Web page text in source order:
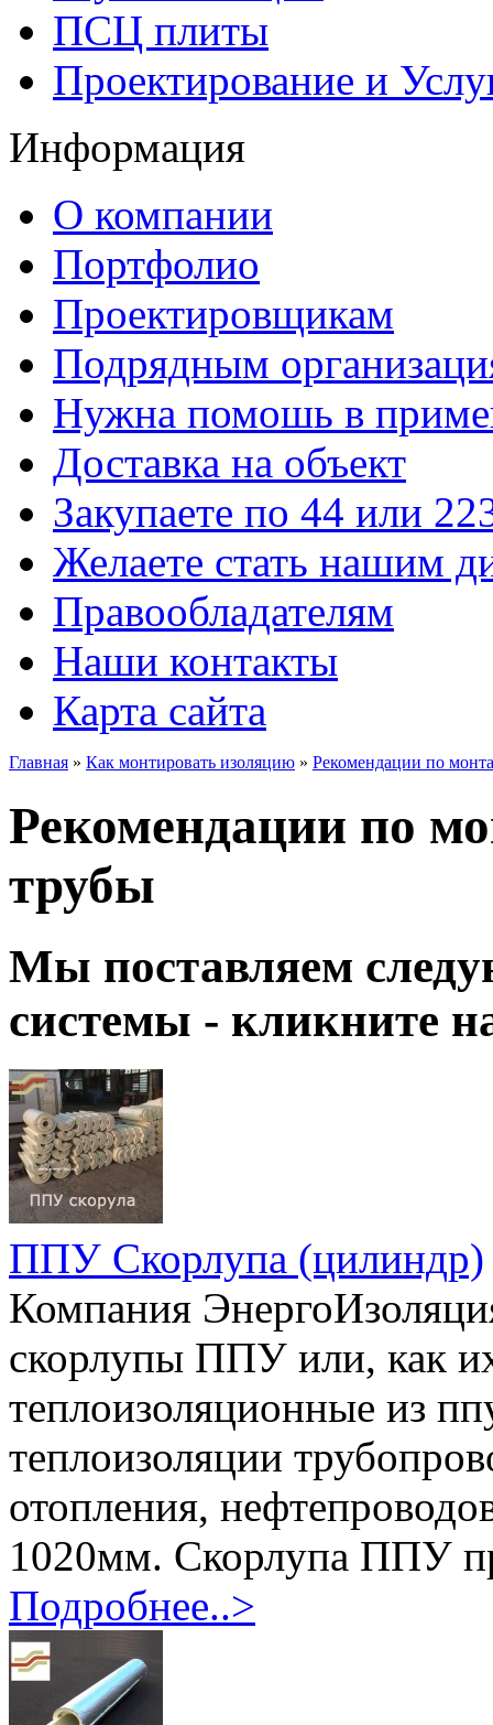
ПСЦ плиты
Проектирование и
Информация
О компании
Портфолио
Проектировщикам
Подрядным
Нужна помошь в
Доставка на объект
Закупаете по 44 или
Желаете стать нашим
Правообладателям
Наши контакты
Карта сайта
Главная » Как монтировать изоляцию » Рекомендации по
Рекомендации по
трубы
Мы поставляем
системы - кликните
ППУ Скорлупа (цилиндр)
Компания
скорлупы ППУ или, как
теплоизоляционные из
теплоизоляции
отопления,
1020мм. Скорлупа ППУ
Подробнее..>